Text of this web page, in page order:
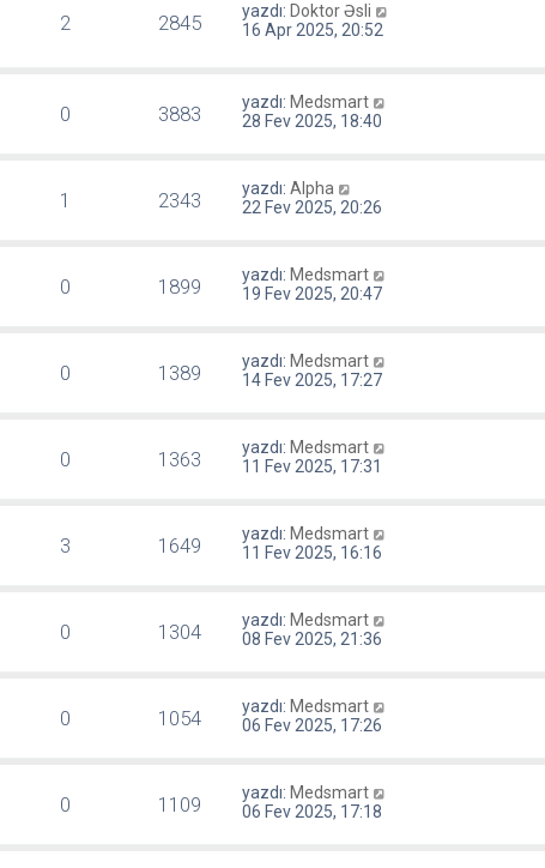
2 2845 yazdı: Doktor Əsli
16 Apr 2025, 20:52
0 3883 yazdı: Medsmart
28 Fev 2025, 18:40
1 2343 yazdı:Alpha
22 Fev 2025, 20:26
0 1899 yazdı: Medsmart
19 Fev 2025, 20:47
0 1389 yazdı: Medsmart
14 Fev 2025, 17:27
0 1363 yazdı: Medsmart
11 Fev 2025, 17:31
3 1649 yazdı: Medsmart
11 Fev 2025, 16:16
0 1304 yazdı: Medsmart
08 Fev 2025, 21:36
0 1054 yazdı: Medsmart
06 Fev 2025, 17:26
0 1109 yazdı: Medsmart
06 Fev 2025, 17:18